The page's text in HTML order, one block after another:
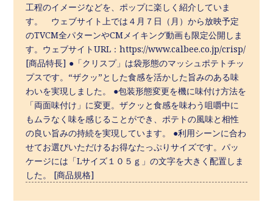
工程のイメージなどを、ポップに楽しく紹介していま
す。 ウェブサイト上では４月７日（月）から放映予定
のTVCM全パターンやCMメイキング動画も限定公開しま
す。ウェブサイトURL：https://www.calbee.co.jp/crisp/
[商品特長] ●「クリスプ」は袋形態のマッシュポテトチッ
プスです。“ザクッ”とした食感を活かした旨みのある味
わいを実現しました。 ●包装形態変更を機に味付け方法を
「両面味付け」に変更。ザクッと食感を味わう咀嚼中に
もムラなく味を感じることができ、ポテトの風味と相性
の良い旨みの持続を実現しています。 ●利用シーンに合わ
せてお選びいただけるお得なたっぷりサイズです。パッ
ケージには「Lサイズ１０５ｇ」の文字を大きく配置しま
した。 [商品規格]